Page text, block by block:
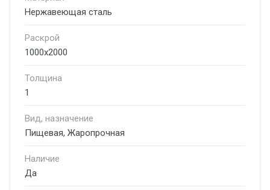
Нержавеющая сталь
Раскрой
1000х2000
Толщина
1
Вид, назначение
Пищевая, Жаропрочная
Наличие
Да